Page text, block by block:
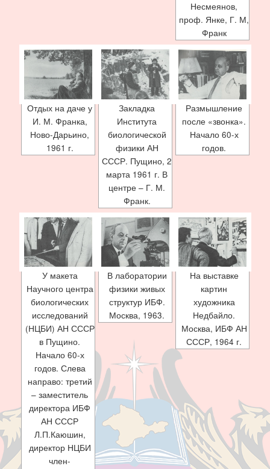
Несмеянов,
проф. Янке, Г. М,
Франк
Отдых на даче у
И. М. Франка,
Ново-Дарьино,
1961 г.
Закладка
Института
биологической
физики АН
СССР. Пущино, 2
марта 1961 г. В
центре – Г. М.
Франк.
Размышление
после «звонка».
Начало 60-х
годов.
У макета
Научного центра
биологических
исследований
(НЦБИ) АН СССР
в Пущино.
Начало 60-х
годов. Слева
направо: третий
– заместитель
директора ИБФ
АН СССР
Л.П.Каюшин,
директор НЦБИ
член-
В лаборатории
физики живых
структур ИБФ.
Москва, 1963.
На выставке
картин
художника
Недбайло.
Москва, ИБФ АН
СССР, 1964 г.